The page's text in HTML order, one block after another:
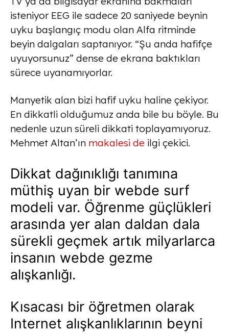
isteniyor EEG ile sadece 20 saniyede beynin
uyku başlangıç modu olan Alfa ritminde
beyin dalgaları saptanıyor. “Şu anda hafifçe
uyuyorsunuz” dense de ekrana baktıkları
sürece uyanamıyorlar.
Manyetik alan bizi hafif uyku haline çekiyor.
En dikkatli olduğumuz anda bile bu böyle. Bu
nedenle uzun süreli dikkati toplayamıyoruz.
Mehmet Altan’ın makalesi de ilgi çekici.
Dikkat dağınıklığı tanımına
müthiş uyan bir webde surf
modeli var. Öğrenme güçlükleri
arasında yer alan daldan dala
sürekli geçmek artık milyarlarca
insanın webde gezme
alışkanlığı.
Kısacası bir öğretmen olarak
Internet alışkanlıklarının beyni